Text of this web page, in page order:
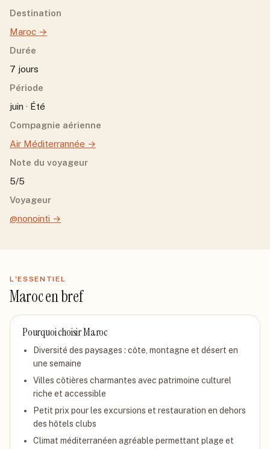
Destination
Maroc →
Durée
7 jours
Période
juin · Été
Compagnie aérienne
Air Méditerrannée →
Note du voyageur
5/5
Voyageur
@nonointi →
L'ESSENTIEL
Marocen bref
Pourquoi choisirMaroc
Diversité des paysages : côte, montagne et désert en
une semaine
Villes côtières charmantes avec patrimoine culturel
riche et accessible
Petit prix pour les excursions et restauration en dehors
des hôtels clubs
Climat méditerranéen agréable permettant plage et